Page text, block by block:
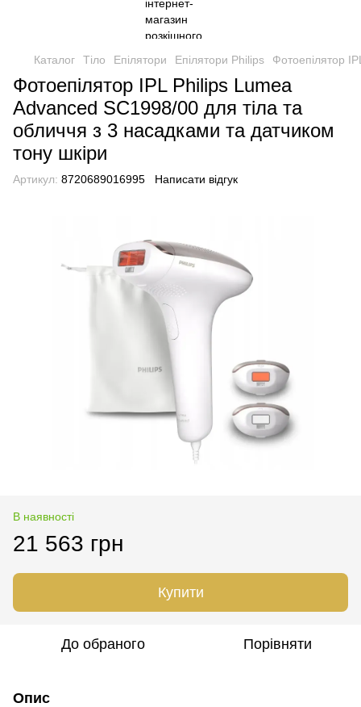
Каталог Тіло Епілятори Епілятори Philips Фотоепілятор
Фотоепілятор IPL Philips Lumea
Advanced SC1998/00 для тіла та
обличчя з 3 насадками та датчиком
тону шкіри
Артикул: 8720689016995 Написати відгук
В наявності
21 563 грн
Купити
До обраного Порівняти
Опис